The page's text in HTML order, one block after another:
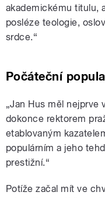
akademickému titulu,
posléze teologie,
srdce.“
Počáteční
„Jan Hus měl nejprve
dokonce rektorem
etablovaným
populárním a jeho
prestižní.“
Potíže začal mít ve